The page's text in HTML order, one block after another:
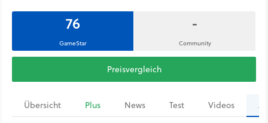
76
GameStar
-
Community
Preisvergleich
Übersicht Plus News Test Videos